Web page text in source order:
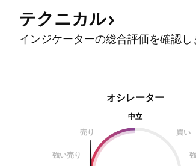
テクニカル
インジケーターの総合評価を確認し
オシレーター
中立
売り
買い
強い売り